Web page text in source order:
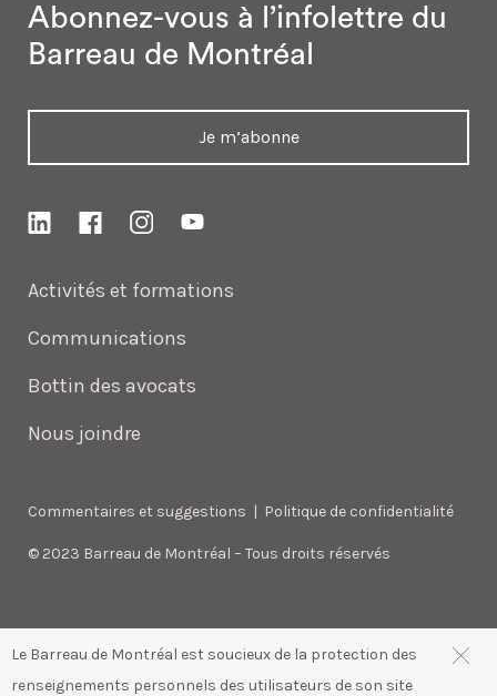
Le Barreau de Montréal est soucieux de la protection des
renseignements personnels des utilisateurs de son site
Activités et formations
Communications
Bottin des avocats
Nous joindre
Abonnez-vous à l’infolettre du
Barreau de Montréal
Je m’abonne
Commentaires et suggestions | Politique de confidentialité
© 2023 Barreau de Montréal – Tous droits réservés